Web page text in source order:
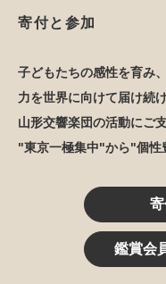
寄付と参加
子どもたちの感性を育み
力を世界に向けて届け続け
山形交響楽団の活動にご
"東京一極集中"から"個性
鑑賞会